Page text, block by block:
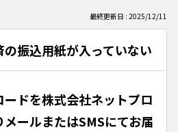
最終更新日 : 2025/12/11
振込用紙が入っていない
ドを株式会社ネットプロ
ールまたはSMSにてお届